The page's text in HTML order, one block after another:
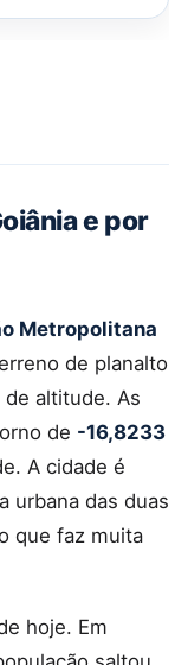
e por
Metropolitana
de planalto
de altitude. As
de -16,8233
A cidade é
urbana das duas
que faz muita
hoje. Em